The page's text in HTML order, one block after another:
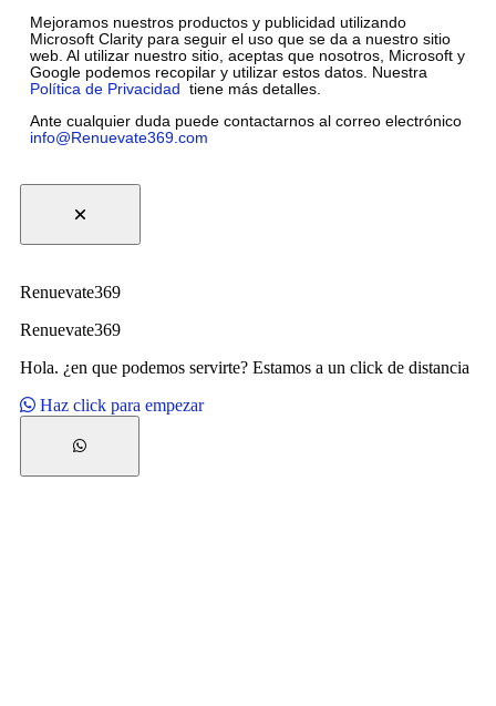
Mejoramos nuestros productos y publicidad utilizando
Microsoft Clarity para seguir el uso que se da a nuestro sitio
web. Al utilizar nuestro sitio, aceptas que nosotros, Microsoft y
Google podemos recopilar y utilizar estos datos. Nuestra
Política de Privacidad tiene más detalles.
Ante cualquier duda puede contactarnos al correo electrónico
info@Renuevate369.com
Renuevate369
Renuevate369
Hola. ¿en que podemos servirte? Estamos a un click de distancia
Haz click para empezar